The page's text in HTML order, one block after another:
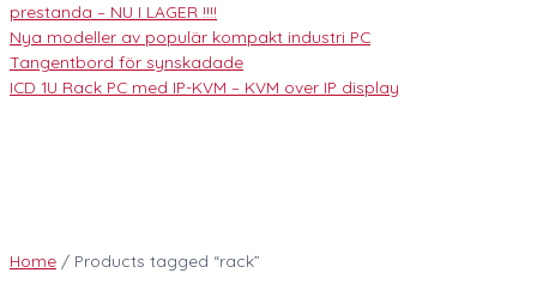
prestanda – NU I LAGER !!!!
Nya modeller av populär kompakt industri PC
Tangentbord för synskadade
ICD 1U Rack PC med IP-KVM – KVM over IP display
Home / Products tagged “rack”